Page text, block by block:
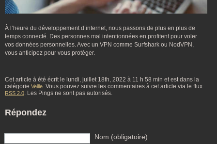
À l’heure du développement d’internet, nous passons de plus en plus de
temps connecté. Des personnes mal intentionnées en profitent pour voler
vos données personnelles. Avec un VPN comme Surfshark ou NodVPN,
vous anticipez pour vous protéger.
Cet article à été écrit le lundi, juillet 18th, 2022 à 11 h 58 min et est dans la
catégorie Veille . Vous pouvez suivre les commentaires à cet article via le flux
RSS 2.0 . Les Pings ne sont pas autorisés.
Répondez
Nom (obligatoire)